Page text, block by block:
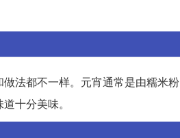
法都不一样。元宵通常是由糯米粉
十分美味。